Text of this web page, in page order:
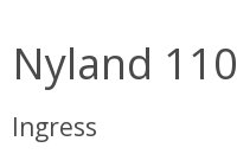
Nyland 110
Ingress